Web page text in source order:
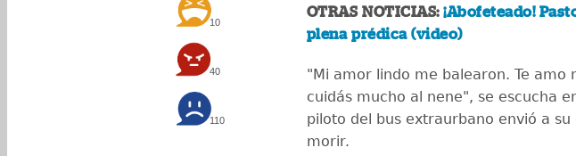
10
40
110
OTRAS NOTICIAS:¡Abofeteado!
plena prédica (video)
"Mi amor lindo me balearon. Te amo
cuidás mucho al nene", se escucha
piloto del bus extraurbano envió a su
morir.